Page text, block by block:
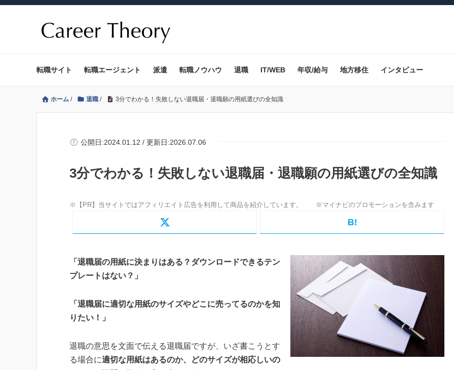
転職サイト 転職エージェント 派遣 転職ノウハウ 退職 IT/WEB 年収/給与 地方移住 インタビュー
ホーム / 退職 / 3分でわかる！失敗しない退職届・退職願の用紙選びの全知識
公開日:2024.01.12 / 更新日:2026.07.06
3分でわかる！失敗しない退職届・退職願の用紙選びの全知識
B!
「退職届の用紙に決まりはある？ダウンロードできるテン
プレートはない？」
「退職届に適切な用紙のサイズやどこに売ってるのかを知
りたい！」
退職の意思を文面で伝える退職届ですが、いざ書こうとす
る場合に適切な用紙はあるのか、どのサイズが相応しいの